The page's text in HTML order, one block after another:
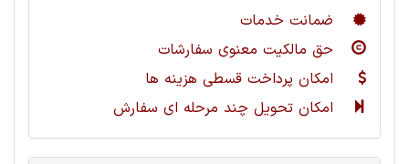
ضمانت خدمات
حق مالکیت معنوی سفارشات
امکان پرداخت قسطی هزینه ها
امکان تحویل چند مرحله ای سفارش